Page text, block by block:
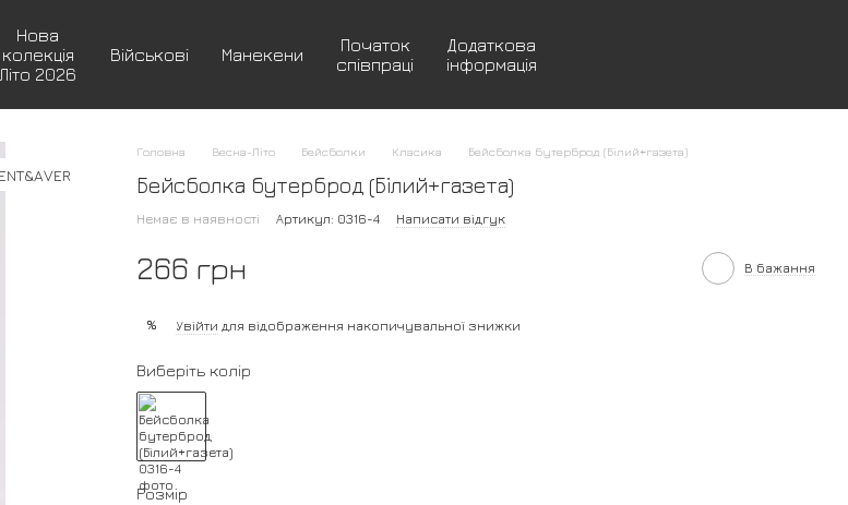
Нова
колекція
Літо 2026
Військові Манекени
Початок
співпраці
Додаткова
інформація
Головна Весна-Літо Бейсболки Класика Бейсболка бутерброд (Білий+газета)
Бейсболка бутерброд (Білий+газета)
Немає в наявності Артикул: 0316-4 Написати відгук
266 грн В бажання
% Увійти для відображення накопичувальної знижки
Виберіть колір
Розмір